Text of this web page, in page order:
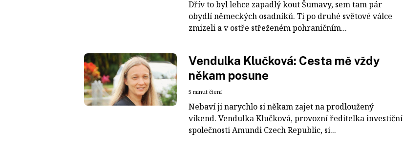
Dřív to byl lehce zapadlý kout Šumavy, sem tam pár
obydlí německých osadníků. Ti po druhé světové válce
zmizeli a v ostře střeženém pohraničním...
Vendulka Klučková: Cesta mě vždy
někam posune
5 minut čtení
Nebaví ji narychlo si někam zajet na prodloužený
víkend. Vendulka Klučková, provozní ředitelka investiční
společnosti Amundi Czech Republic, si...